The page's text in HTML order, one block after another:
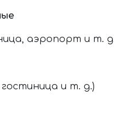
аэропорт и т.
и т. д.)